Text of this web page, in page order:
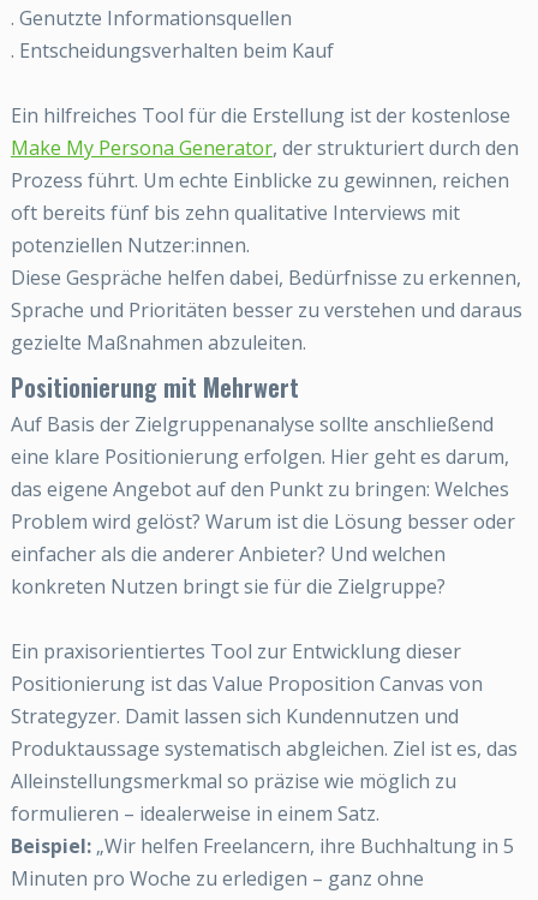
. Genutzte Informationsquellen
. Entscheidungsverhalten beim Kauf
Ein hilfreiches Tool für die Erstellung ist der kostenlose
Make My Persona Generator, der strukturiert durch den
Prozess führt. Um echte Einblicke zu gewinnen, reichen
oft bereits fünf bis zehn qualitative Interviews mit
potenziellen Nutzer:innen.
Diese Gespräche helfen dabei, Bedürfnisse zu erkennen,
Sprache und Prioritäten besser zu verstehen und daraus
gezielte Maßnahmen abzuleiten.
Positionierung mit Mehrwert
Auf Basis der Zielgruppenanalyse sollte anschließend
eine klare Positionierung erfolgen. Hier geht es darum,
das eigene Angebot auf den Punkt zu bringen: Welches
Problem wird gelöst? Warum ist die Lösung besser oder
einfacher als die anderer Anbieter? Und welchen
konkreten Nutzen bringt sie für die Zielgruppe?
Ein praxisorientiertes Tool zur Entwicklung dieser
Positionierung ist das Value Proposition Canvas von
Strategyzer. Damit lassen sich Kundennutzen und
Produktaussage systematisch abgleichen. Ziel ist es, das
Alleinstellungsmerkmal so präzise wie möglich zu
formulieren – idealerweise in einem Satz.
Beispiel:„Wir helfen Freelancern, ihre Buchhaltung in 5
Minuten pro Woche zu erledigen – ganz ohne